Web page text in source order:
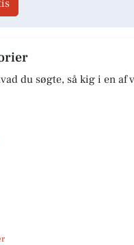
du søgte, så kig i en af